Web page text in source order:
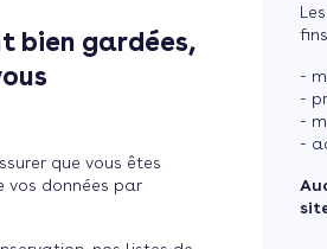
bien gardées,
que vous êtes
vos données par
-
-
-
-
thermique